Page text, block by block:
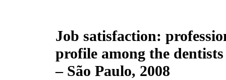
Job satisfaction:
profile among the
– São Paulo, 2008